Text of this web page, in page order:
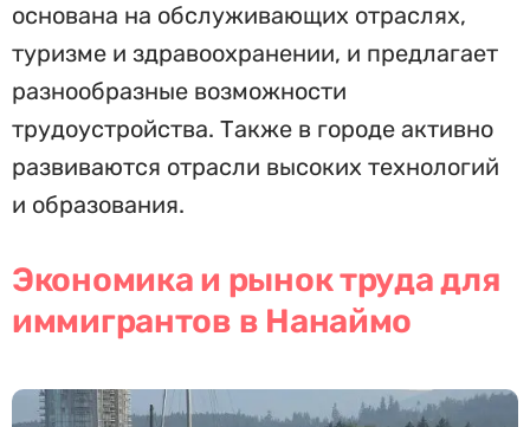
основана на обслуживающих отраслях,
туризме и здравоохранении, и предлагает
разнообразные возможности
трудоустройства. Также в городе активно
развиваются отрасли высоких технологий
и образования.
Экономика и рынок труда для
иммигрантов в Нанаймо